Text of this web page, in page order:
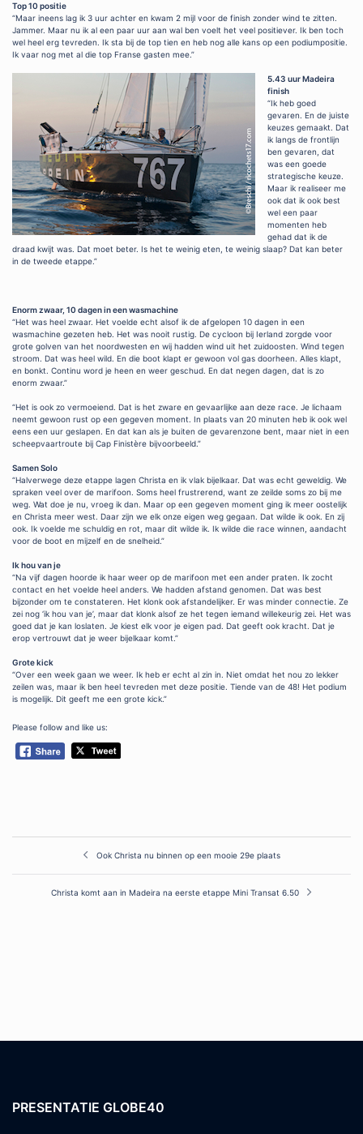
Top 10 positie
“Maar ineens lag ik 3 uur achter en kwam 2 mijl voor de finish zonder wind te zitten.
Jammer. Maar nu ik al een paar uur aan wal ben voelt het veel positiever. Ik ben toch
wel heel erg tevreden. Ik sta bij de top tien en heb nog alle kans op een podiumpositie.
Ik vaar nog met al die top Franse gasten mee.”
5.43 uur Madeira
finish
“Ik heb goed
gevaren. En de juiste
keuzes gemaakt. Dat
ik langs de frontlijn
ben gevaren, dat
was een goede
strategische keuze.
Maar ik realiseer me
ook dat ik ook best
wel een paar
momenten heb
gehad dat ik de
draad kwijt was. Dat moet beter. Is het te weinig eten, te weinig slaap? Dat kan beter
in de tweede etappe.”
Enorm zwaar, 10 dagen in een wasmachine
“Het was heel zwaar. Het voelde echt alsof ik de afgelopen 10 dagen in een
wasmachine gezeten heb. Het was nooit rustig. De cycloon bij Ierland zorgde voor
grote golven van het noordwesten en wij hadden wind uit het zuidoosten. Wind tegen
stroom. Dat was heel wild. En die boot klapt er gewoon vol gas doorheen. Alles klapt,
en bonkt. Continu word je heen en weer geschud. En dat negen dagen, dat is zo
enorm zwaar.”
“Het is ook zo vermoeiend. Dat is het zware en gevaarlijke aan deze race. Je lichaam
neemt gewoon rust op een gegeven moment. In plaats van 20 minuten heb ik ook wel
eens een uur geslapen. En dat kan als je buiten de gevarenzone bent, maar niet in een
scheepvaartroute bij Cap Finistère bijvoorbeeld.”
Samen Solo
“Halverwege deze etappe lagen Christa en ik vlak bijelkaar. Dat was echt geweldig. We
spraken veel over de marifoon. Soms heel frustrerend, want ze zeilde soms zo bij me
weg. Wat doe je nu, vroeg ik dan. Maar op een gegeven moment ging ik meer oostelijk
en Christa meer west. Daar zijn we elk onze eigen weg gegaan. Dat wilde ik ook. En zij
ook. Ik voelde me schuldig en rot, maar dit wilde ik. Ik wilde die race winnen, aandacht
voor de boot en mijzelf en de snelheid.”
Ik hou van je
“Na vijf dagen hoorde ik haar weer op de marifoon met een ander praten. Ik zocht
contact en het voelde heel anders. We hadden afstand genomen. Dat was best
bijzonder om te constateren. Het klonk ook afstandelijker. Er was minder connectie. Ze
zei nog ‘ik hou van je’, maar dat klonk alsof ze het tegen iemand willekeurig zei. Het was
goed dat je kan loslaten. Je kiest elk voor je eigen pad. Dat geeft ook kracht. Dat je
erop vertrouwt dat je weer bijelkaar komt.”
Grote kick
“Over een week gaan we weer. Ik heb er echt al zin in. Niet omdat het nou zo lekker
zeilen was, maar ik ben heel tevreden met deze positie. Tiende van de 48! Het podium
is mogelijk. Dit geeft me een grote kick.”
Please follow and like us:
navigation
Ook Christa nu binnen op een mooie 29e plaats
Christa komt aan in Madeira na eerste etappe Mini Transat 6.50
PRESENTATIE GLOBE40